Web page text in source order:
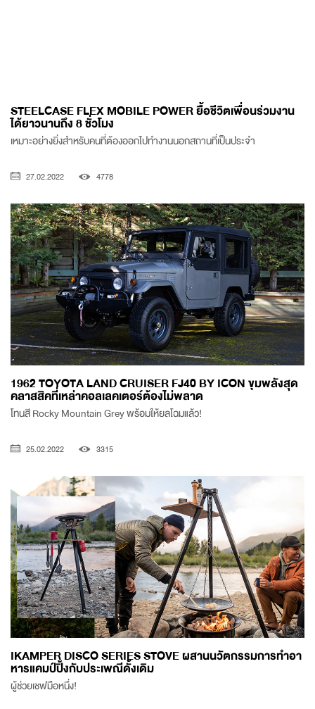
STEELCASE FLEX MOBILE POWER ยื้อชีวิตเพื่อนร่วมงาน
ได้ยาวนานถึง 8 ชั่วโมง
เหมาะอย่างยิ่งสำหรับคนที่ต้องออกไปทำงานนอกสถานที่เป็นประจำ
27.02.2022 4778
1962 TOYOTA LAND CRUISER FJ40 BY ICON ขุมพลังสุด
คลาสสิคที่เหล่าคอลเลคเตอร์ต้องไม่พลาด
โทนสี Rocky Mountain Grey พร้อมให้ยลโฉมแล้ว!
25.02.2022 3315
IKAMPER DISCO SERIES STOVE ผสานนวัตกรรมการทำอา
หารแคมป์ปิ้งกับประเพณีดั้งเดิม
ผู้ช่วยเชฟมือหนึ่ง!